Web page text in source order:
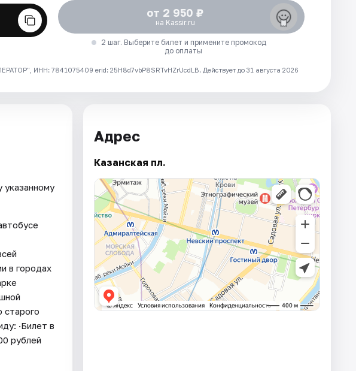
от 2 950 ₽
на Kassir.ru
2 шаг. Выберите билет и примените промокод
до оплаты
ИНН: 7841075409 erid: 25H8d7vbP8SRTvHZrUcdLB. Действует до 31 августа 2026
в городах
·Билет в
рублей
Адрес
Казанская пл.